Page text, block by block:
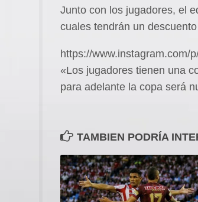
Junto con los jugadores, el
cuales tendrán un
https://www.instagram.com/
«Los jugadores tienen una
para adelante la copa será
TAMBIEN PODRÍA